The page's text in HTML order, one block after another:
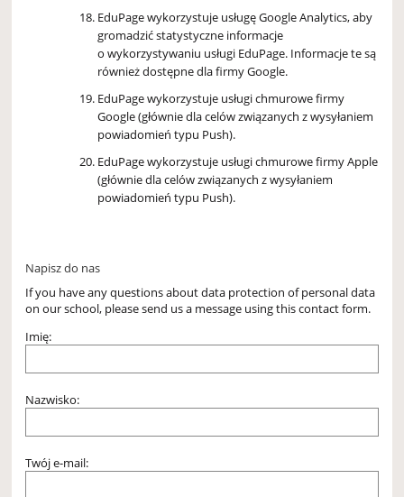
EduPage wykorzystuje usługę Google Analytics, aby
gromadzić statystyczne informacje
o wykorzystywaniu usługi EduPage. Informacje te są
również dostępne dla firmy Google.
EduPage wykorzystuje usługi chmurowe firmy
Google (głównie dla celów związanych z wysyłaniem
powiadomień typu Push).
EduPage wykorzystuje usługi chmurowe firmy Apple
(głównie dla celów związanych z wysyłaniem
powiadomień typu Push).
Napisz do nas
If you have any questions about data protection of personal data
on our school, please send us a message using this contact form.
Imię:
Nazwisko:
Twój e-mail: